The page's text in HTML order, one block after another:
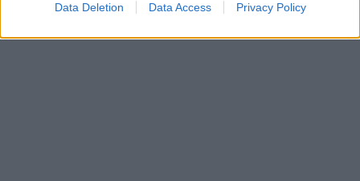
Data Deletion Data Access Privacy Policy